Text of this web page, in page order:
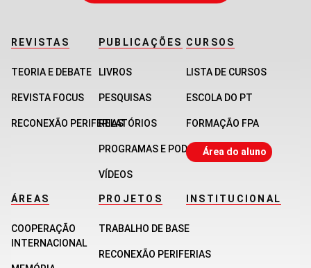
REVISTAS
TEORIA E DEBATE
REVISTA FOCUS
RECONEXÃO PERIFERIAS
PUBLICAÇÕES
LIVROS
PESQUISAS
RELATÓRIOS
PROGRAMAS E PODCASTS
VÍDEOS
CURSOS
LISTA DE CURSOS
ESCOLA DO PT
FORMAÇÃO FPA
Área do aluno
ÁREAS
COOPERAÇÃO
INTERNACIONAL
PROJETOS
TRABALHO DE BASE
RECONEXÃO PERIFERIAS
INSTITUCIONAL